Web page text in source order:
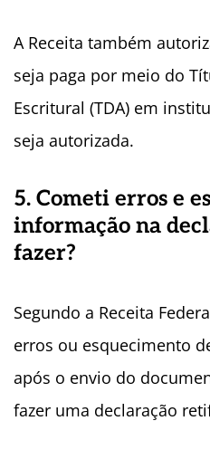
A Receita também
seja paga por meio do
Escritural (TDA) em
seja autorizada.
5. Cometi erros e
informação na
fazer?
Segundo a Receita
erros ou esquecimento
após o envio do
fazer uma declaração